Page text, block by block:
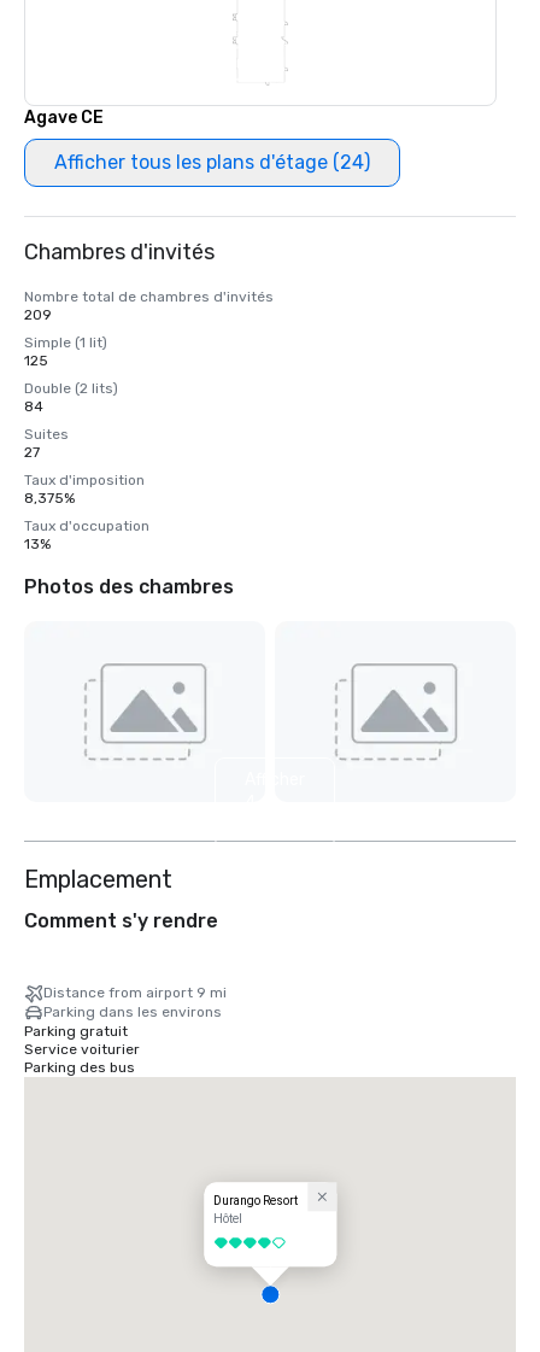
Agave CE
Afficher tous les plans d'étage (24)
Chambres d'invités
Nombre total de chambres d'invités
209
Simple (1 lit)
125
Double (2 lits)
84
Suites
27
Taux d'imposition
8,375%
Taux d'occupation
13%
Photos des chambres
Emplacement
Comment s'y rendre
Distance from airport 9 mi
Parking dans les environs
Parking gratuit
Service voiturier
Parking des bus
Durango Resort
Hôtel
4 sur 5